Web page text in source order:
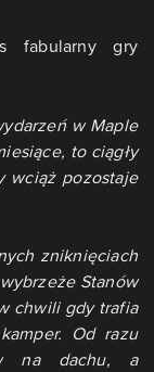
fabularny gry
w Maple
to ciągły
wciąż pozostaje
zniknięciach
Stanów
chwili gdy trafia
Od razu
na dachu, a